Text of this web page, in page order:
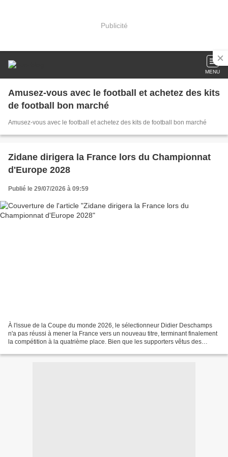
Publicité
MENU
Amusez-vous avec le football et achetez des kits
de football bon marché
Amusez-vous avec le football et achetez des kits de football bon marché
Zidane dirigera la France lors du Championnat
d'Europe 2028
Publié le 29/07/2026 à 09:59
À l'issue de la Coupe du monde 2026, le sélectionneur Didier Deschamps
n'a pas réussi à mener la France vers un nouveau titre, terminant finalement
la compétition à la quatrième place. Bien que les supporters vêtus des